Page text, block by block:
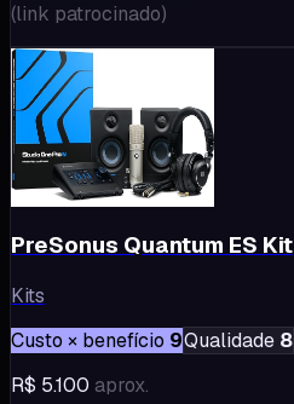
(link patrocinado)
PreSonus Quantum ES Kit
Kits
Custo × benefício 9Qualidade 8
R$ 5.100 aprox.